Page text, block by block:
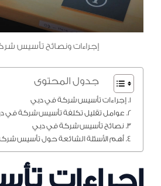
إجراءات ونصائح تأسيس
جدول المحتوى
إجراءات تأسيس شركة في دبي
عوامل تقليل تكلفة تأسيس شركة في
نصائح تأسيس شركة في دبي
أهم الأسئلة الشائعة حول تأسيس